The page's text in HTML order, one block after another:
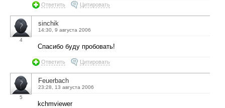
Ответить Цитировать
4
sinchik
14:30, 9 августа 2006
Спасибо буду пробовать!
Ответить Цитировать
5
Feuerbach
23:28, 13 августа 2006
kchmviewer